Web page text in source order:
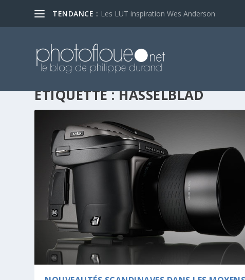
TENDANCE : Les LUT inspiration Wes Anderson
ÉTIQUETTE :HASSELBLAD